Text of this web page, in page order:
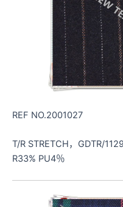
REF NO.2001027
T/R STRETCH，GDTR/
R33% PU4％